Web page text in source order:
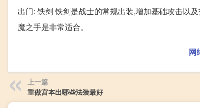
出门: 铁剑 铁剑是战士的常规出装,增加基础攻击以
魔之手是非常适合。
网
上一篇
重做宫本出哪些法装最好